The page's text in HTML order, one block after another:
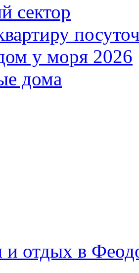
сектор
у моря 2026
дома
и отдых в